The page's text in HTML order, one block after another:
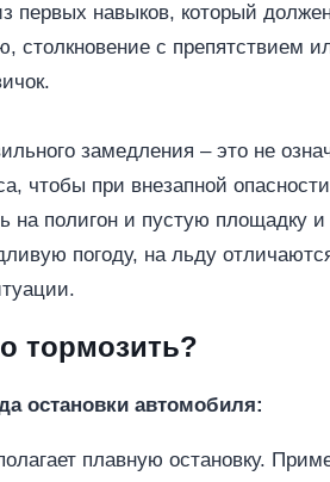
первых навыков, который
столкновение с препятствием
замедления – это не
чтобы при внезапной
на полигон и пустую площадку
погоду, на льду
тормозить?
остановки автомобиля:
плавную остановку.